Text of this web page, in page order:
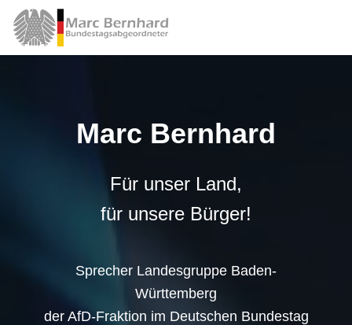
Marc Bernhard
Für unser Land,
für unsere Bürger!
Sprecher Landesgruppe Baden-
Württemberg
der AfD-Fraktion im Deutschen Bundestag